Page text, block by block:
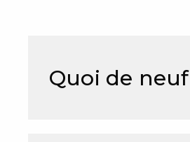
Quoi de neuf